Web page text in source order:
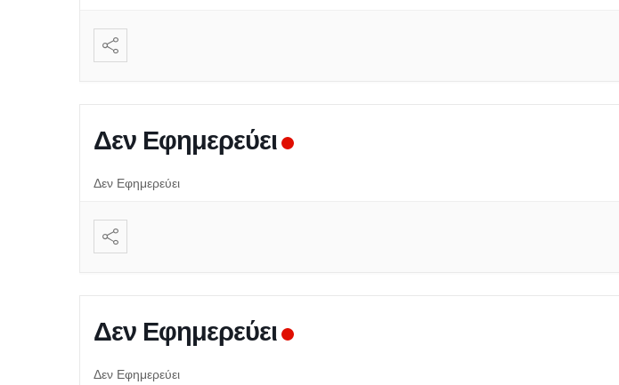
Δεν Εφημερεύει
Δεν Εφημερεύει
Δεν Εφημερεύει
Δεν Εφημερεύει